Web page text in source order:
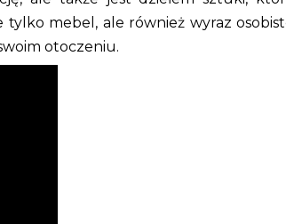
mebel, ale również wyraz
otoczeniu.